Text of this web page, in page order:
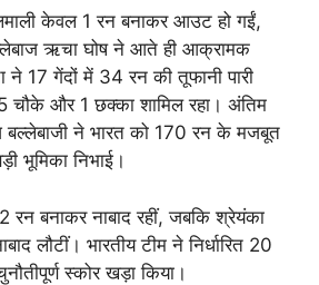
केवल 1 रन बनाकर आउट हो गईं,
ऋचा घोष ने आते ही आक्रामक
17 गेंदों में 34 रन की तूफानी पारी
चौके और 1 छक्का शामिल रहा। अंतिम
ने भारत को 170 रन के मजबूत
भूमिका निभाई।
रन बनाकर नाबाद रहीं, जबकि श्रेयंका
लौटीं। भारतीय टीम ने निर्धारित 20
स्कोर खड़ा किया।